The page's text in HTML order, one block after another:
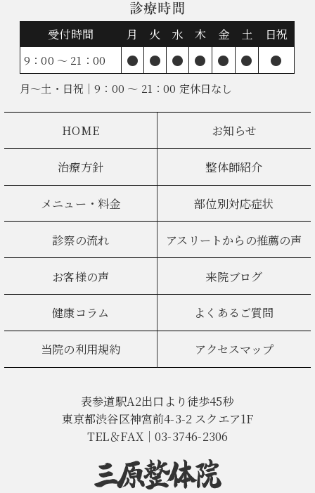
診療時間
受付時間 月 火 水 木 金 土 日祝
9：00 ～ 21：00 ● ● ● ● ● ● ●
月～土・日祝｜9：00 ～ 21：00 定休日なし
HOME お知らせ
治療方針 整体師紹介
メニュー・料金 部位別対応症状
診察の流れ アスリートからの推薦の声
お客様の声 来院ブログ
健康コラム よくあるご質問
当院の利用規約 アクセスマップ
表参道駅A2出口より徒歩45秒
東京都渋谷区神宮前4-3-2 スクエア1F
TEL＆FAX｜03-3746-2306